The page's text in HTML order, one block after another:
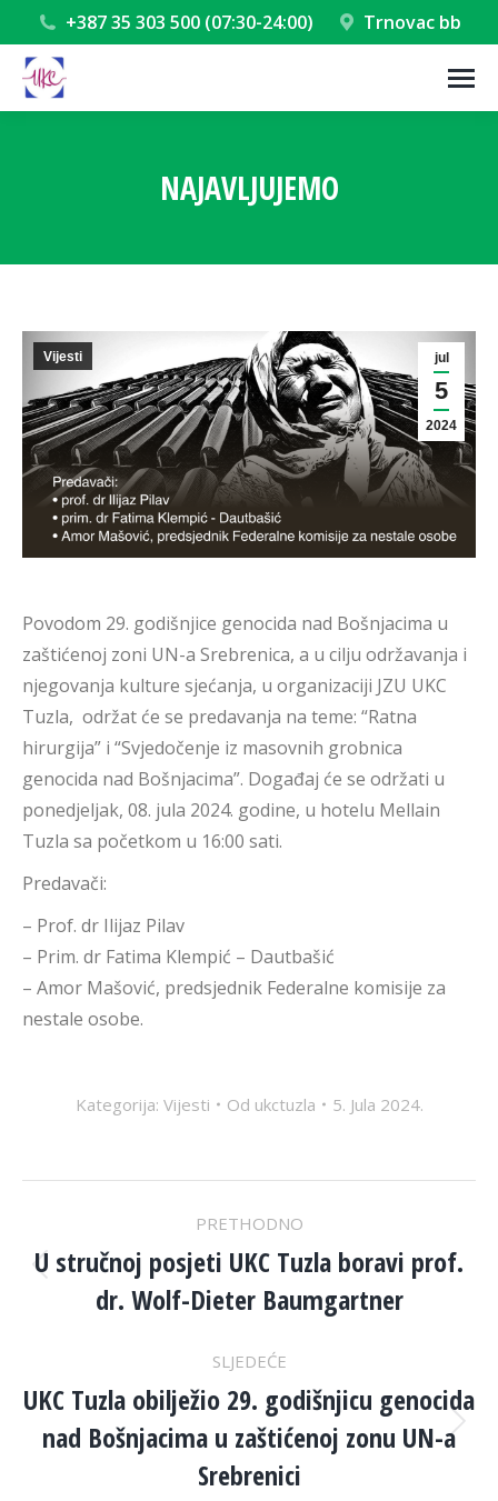
+387 35 303 500 (07:30-24:00) Trnovac bb
NAJAVLJUJEMO
jul
5
2024
Vijesti
Povodom 29. godišnjice genocida nad Bošnjacima u
zaštićenoj zoni UN-a Srebrenica, a u cilju održavanja i
njegovanja kulture sjećanja, u organizaciji JZU UKC
Tuzla, održat će se predavanja na teme: “Ratna
hirurgija” i “Svjedočenje iz masovnih grobnica
genocida nad Bošnjacima”. Događaj će se održati u
ponedjeljak, 08. jula 2024. godine, u hotelu Mellain
Tuzla sa početkom u 16:00 sati.
Predavači:
– Prof. dr Ilijaz Pilav
– Prim. dr Fatima Klempić – Dautbašić
– Amor Mašović, predsjednik Federalne komisije za
nestale osobe.
Kategorija: Vijesti Od ukctuzla 5. Jula 2024.
NAVIGATION
PRETHODNO
Previous
post:
U stručnoj posjeti UKC Tuzla boravi prof.
dr. Wolf-Dieter Baumgartner
SLJEDEĆE
Next
post:
UKC Tuzla obilježio 29. godišnjicu genocida
nad Bošnjacima u zaštićenoj zonu UN-a
Srebrenici